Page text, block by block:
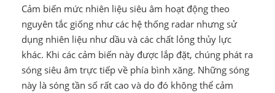
Cảm biến mức nhiên liệu siêu âm hoạt động theo
nguyên tắc giống như các hệ thống radar nhưng sử
dụng nhiên liệu như dầu và các chất lỏng thủy lực
khác. Khi các cảm biến này được lắp đặt, chúng phát ra
sóng siêu âm trực tiếp về phía bình xăng. Những sóng
này là sóng tần số rất cao và do đó không thể cảm